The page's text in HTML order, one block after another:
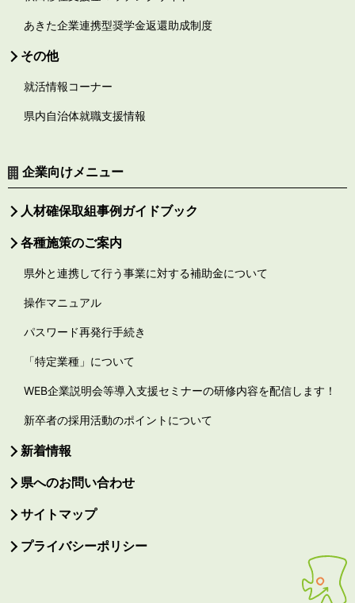
あきた企業連携型奨学金返還助成制度
その他
就活情報コーナー
県内自治体就職支援情報
企業向けメニュー
人材確保取組事例ガイドブック
各種施策のご案内
県外と連携して行う事業に対する補助金について
操作マニュアル
パスワード再発行手続き
「特定業種」について
WEB企業説明会等導入支援セミナーの研修内容を配信します！
新卒者の採用活動のポイントについて
新着情報
県へのお問い合わせ
サイトマップ
プライバシーポリシー